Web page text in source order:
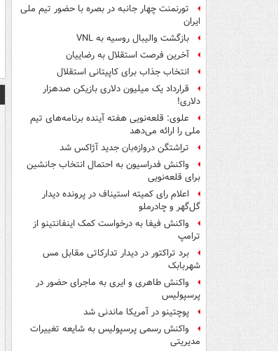
تورنمنت چهار جانبه در بصره با حضور تیم ملی
ایران
بازگشت والیبال روسیه به VNL
آخرین فرصت استقلال به رضاییان
انتخاب جذاب برای کاپیتانی استقلال
قرارداد یک میلیون دلاری بازیکن صدهزار
دلاری!
علوی: قلعه‌نویی هفته آینده برنامه‌های تیم
ملی را ارائه می‌دهد
تراِشتگن دروازه‌بان جدید آژاکس شد
واکنش فدراسیون به احتمال انتخاب جانشین
برای قلعه‌نویی
اعلام رای کمیته استیناف در پرونده دیدار
گل‌گهر و چادرملو
واکنش فیفا به درخواست کمک اینفانتینو از
ترامپ
برد تراکتور در دیدار تدارکاتی مقابل مس
شهربابک
واکنش طاهری و ایری به ماجرای حضور در
پرسپولیس
پوچتینو در آمریکا ماندنی شد
واکنش رسمی پرسپولیس به شایعه تغییرات
مدیریتی